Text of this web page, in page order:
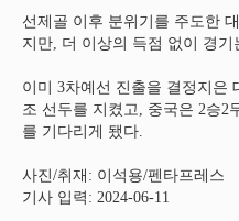
선제골 이후 분위기를 주도한
지만, 더 이상의 득점 없이 경기
이미 3차예선 진출을 결정지은
조 선두를 지켰고, 중국은 2승2
를 기다리게 됐다.
사진/취재: 이석용/펜타프레스
기사 입력: 2024-06-11